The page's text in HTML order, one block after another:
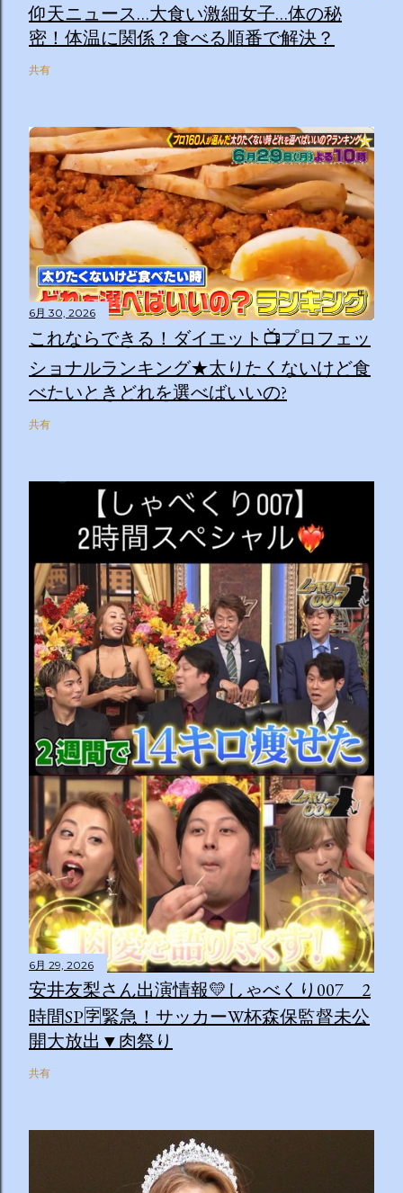
仰天ニュース…大食い激細女子…体の秘
密！体温に関係？食べる順番で解決？
共有
6月 30, 2026
これならできる！ダイエット📺プロフェッ
ショナルランキング★太りたくないけど食
べたいときどれを選べばいいの?
共有
6月 29, 2026
安井友梨さん出演情報💛しゃべくり007 2
時間SP🈑緊急！サッカーW杯森保監督未公
開大放出▼肉祭り
共有